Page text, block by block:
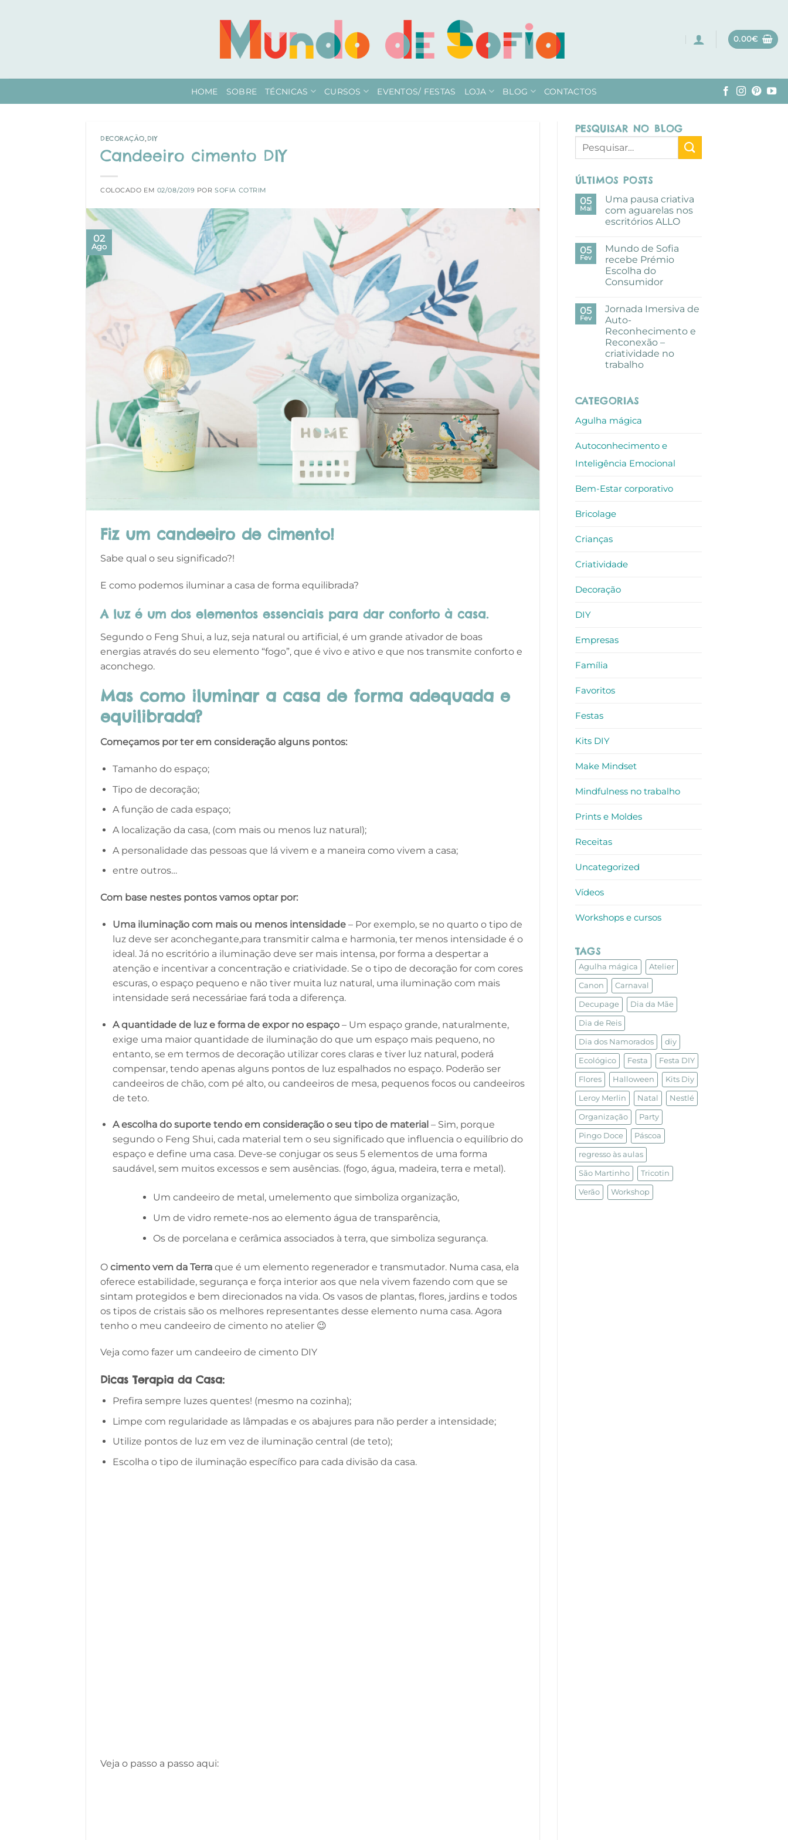
0.00€
HOME SOBRE TÉCNICAS CURSOS EVENTOS/ FESTAS LOJA BLOG CONTACTOS
DECORAÇÃO, DIY
Candeeiro cimento DIY
COLOCADO EM 02/08/2019 PORSOFIA COTRIM
02
Ago
Fiz um candeeiro de cimento!
Sabe qual o seu significado?!
E como podemos iluminar a casa de forma equilibrada?
A luz é um dos elementos essenciais para dar conforto à casa.
Segundo o Feng Shui, a luz, seja natural ou artificial, é um grande ativador de boas
energias através do seu elemento “fogo”, que é vivo e ativo e que nos transmite conforto e
aconchego.
Mas como iluminar a casa de forma adequada e
equilibrada?
Começamos por ter em consideração alguns pontos:
Tamanho do espaço;
Tipo de decoração;
A função de cada espaço;
A localização da casa, (com mais ou menos luz natural);
A personalidade das pessoas que lá vivem e a maneira como vivem a casa;
entre outros…
Com base nestes pontos vamos optar por:
Uma iluminação com mais ou menos intensidade – Por exemplo, se no quarto o tipo de
luz deve ser aconchegante,para transmitir calma e harmonia, ter menos intensidade é o
ideal. Já no escritório a iluminação deve ser mais intensa, por forma a despertar a
atenção e incentivar a concentração e criatividade. Se o tipo de decoração for com cores
escuras, o espaço pequeno e não tiver muita luz natural, uma iluminação com mais
intensidade será necessáriae fará toda a diferença.
A quantidade de luz e forma de expor no espaço – Um espaço grande, naturalmente,
exige uma maior quantidade de iluminação do que um espaço mais pequeno, no
entanto, se em termos de decoração utilizar cores claras e tiver luz natural, poderá
compensar, tendo apenas alguns pontos de luz espalhados no espaço. Poderão ser
candeeiros de chão, com pé alto, ou candeeiros de mesa, pequenos focos ou candeeiros
de teto.
A escolha do suporte tendo em consideração o seu tipo de material – Sim, porque
segundo o Feng Shui, cada material tem o seu significado que influencia o equilíbrio do
espaço e define uma casa. Deve-se conjugar os seus 5 elementos de uma forma
saudável, sem muitos excessos e sem ausências. (fogo, água, madeira, terra e metal).
Um candeeiro de metal, umelemento que simboliza organização,
Um de vidro remete-nos ao elemento água de transparência,
Os de porcelana e cerâmica associados à terra, que simboliza segurança.
O cimento vem da Terra que é um elemento regenerador e transmutador. Numa casa, ela
oferece estabilidade, segurança e força interior aos que nela vivem fazendo com que se
sintam protegidos e bem direcionados na vida. Os vasos de plantas, flores, jardins e todos
os tipos de cristais são os melhores representantes desse elemento numa casa. Agora
tenho o meu candeeiro de cimento no atelier 😉
Veja como fazer um candeeiro de cimento DIY
Dicas Terapia da Casa:
Prefira sempre luzes quentes! (mesmo na cozinha);
Limpe com regularidade as lâmpadas e os abajures para não perder a intensidade;
Utilize pontos de luz em vez de iluminação central (de teto);
Escolha o tipo de iluminação específico para cada divisão da casa.
Veja o passo a passo aqui:
PESQUISAR NO BLOG
ÚLTIMOS POSTS
05
Mai
Uma pausa criativa
com aguarelas nos
escritórios ALLO
em
Uma
pausa
criativa
com
aguarelas
ALLO
05
Fev
Mundo de Sofia
recebe Prémio
Escolha do
Consumidor
em
Mundo
de
Sofia
recebe
Prémio
Escolha
do
Consumidor
05
Fev
Jornada Imersiva de
Auto-
Reconhecimento e
Reconexão –
criatividade no
trabalho
Jornada
Imersiva
Auto-
Reconexão
criatividade
no
CATEGORIAS
Agulha mágica
Autoconhecimento e
Inteligência Emocional
Bem-Estar corporativo
Bricolage
Crianças
Criatividade
Decoração
DIY
Empresas
Família
Favoritos
Festas
Kits DIY
Make Mindset
Mindfulness no trabalho
Prints e Moldes
Receitas
Uncategorized
Vídeos
Workshops e cursos
TAGS
Agulha mágica Atelier
Canon Carnaval
Decupage Dia da Mãe
Dia de Reis
Dia dos Namorados diy
Ecológico Festa Festa DIY
Flores Halloween Kits Diy
Leroy Merlin Natal Nestlé
Organização Party
Pingo Doce Páscoa
regresso às aulas
São Martinho Tricotin
Verão Workshop